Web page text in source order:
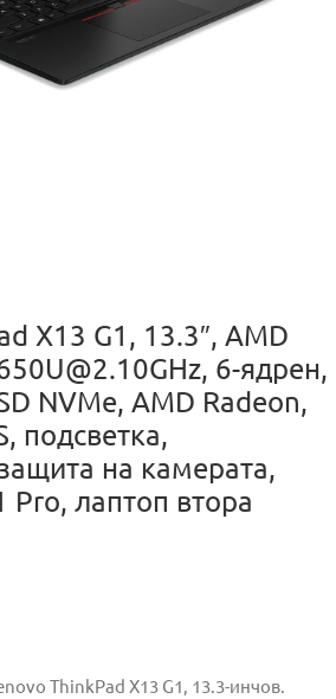
X13 G1, 13.3″, AMD
6-ядрен,
NVMe, AMD Radeon,
подсветка,
на камерата,
лаптоп втора
ThinkPad X13 G1, 13.3-инчов.